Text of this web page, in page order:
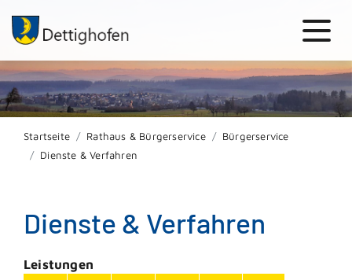
Startseite Rathaus & Bürgerservice
Bürgerservice
Dienste & Verfahren
Dienste & Verfahren
Leistungen